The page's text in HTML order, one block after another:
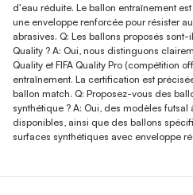
d'eau réduite. Le ballon entraînement
une enveloppe renforcée pour résister
abrasives. Q: Les ballons proposés
Quality ? A: Oui, nous distinguons
Quality et FIFA Quality Pro (compétition
entraînement. La certification est
ballon match. Q: Proposez-vous des
synthétique ? A: Oui, des modèles futsal
disponibles, ainsi que des ballons
surfaces synthétiques avec enveloppe